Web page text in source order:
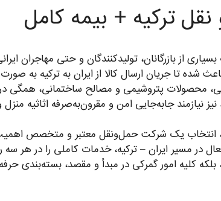
ترکیه + بیمه کامل
از بازرگانان، تولیدکنندگان و حتی مهاجران
تا جریان ارسال کالا از ایران به ترکیه به صورت
محصولات پتروشیمی و مصالح ساختمانی، همگی در
نیز نیازمند جابه‌جایی امن و مقرون‌به‌صرفه اثاثیه
انتخاب یک شرکت حمل‌ونقل معتبر و متخصص
در مسیر ایران – ترکیه، خدمات کاملی را در هر
کلیه امور گمرکی در مبدأ و مقصد، بسته‌بندی